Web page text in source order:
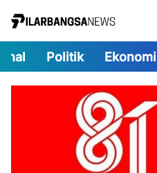
Politik Ekonomi